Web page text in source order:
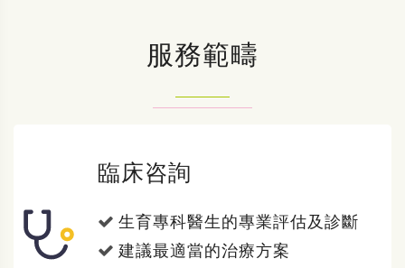
服務範疇
臨床咨詢
生育專科醫生的專業評估及診斷
建議最適當的治療方案